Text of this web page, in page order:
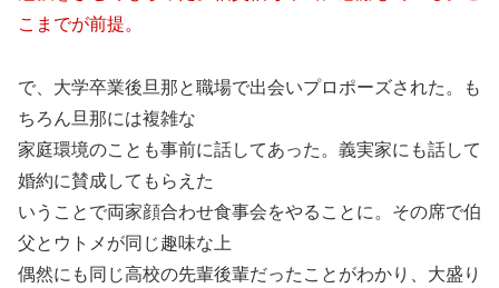
こまでが前提。
で、大学卒業後旦那と職場で出会いプロポーズされた。も
ちろん旦那には複雑な
家庭環境のことも事前に話してあった。義実家にも話して
婚約に賛成してもらえた
いうことで両家顔合わせ食事会をやることに。その席で伯
父とウトメが同じ趣味な上
偶然にも同じ高校の先輩後輩だったことがわかり、大盛り